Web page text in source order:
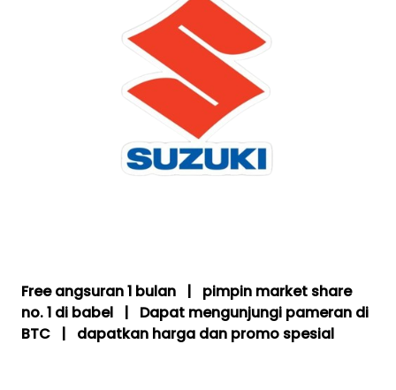
Free angsuran 1 bulan | pimpin market share
no. 1 di babel | Dapat mengunjungi pameran di
BTC | dapatkan harga dan promo spesial